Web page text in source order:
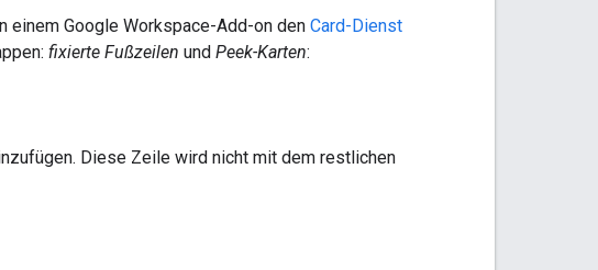
einem Google Workspace-Add-on den Card-Dienst
fixierte Fußzeilen und Peek-Karten:
Diese Zeile wird nicht mit dem restlichen